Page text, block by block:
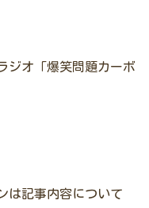
ジオ「爆笑問題カーボ
は記事内容について